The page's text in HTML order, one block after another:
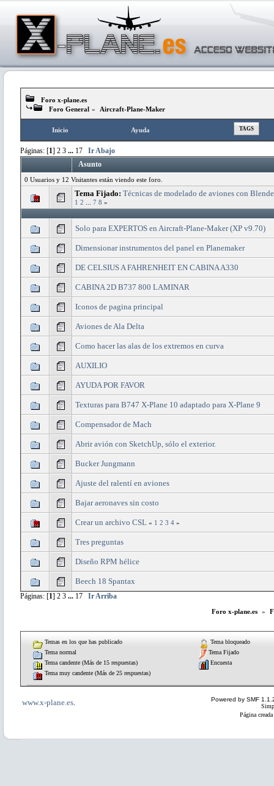
Foro x-plane.es
Foro General » Aircraft-Plane-Maker
Inicio Ayuda TAGS
Páginas: [1] 2 3 ... 17
Ir Abajo
Asunto
0 Usuarios y 12 Visitantes están viendo este foro.
Tema Fijado: Técnicas de modelado de aviones con
1 2 7 8 »
Solo para EXPERTOS en Aircraft-Plane-Maker (XP v9.70)
Dimensionar instrumentos del panel en Planemaker
DE CELSIUS A FAHRENHEIT EN CABINA A330
CABINA 2D B737 800 LAMINAR
Iconos de pagina principal
Aviones de Ala Delta
Como hacer las alas de los extremos en curva
AUXILIO
AYUDA POR FAVOR
Texturas para B747 X-Plane 10 adaptado para X-Plane 9
Compensador de Mach
Abrir avión con SketchUp, sólo el exterior.
Bucker Jungmann
Ajuste del ralentí en aviones
Bajar aeronaves sin costo
Crear un archivo CSL « 1 2 3 4 »
Tres preguntas
Diseño RPM hélice
Beech 18 Spantax
Páginas: [1] 2 3 ... 17 Ir Arriba
Foro x-plane.es »
Temas en los que has publicado
Tema normal
Tema candente (Más de 15 respuestas)
Tema muy candente (Más de 25 respuestas)
Tema bloqueado
Tema Fijado
Encuesta
www.x-plane.es
Powered by SMF
Página